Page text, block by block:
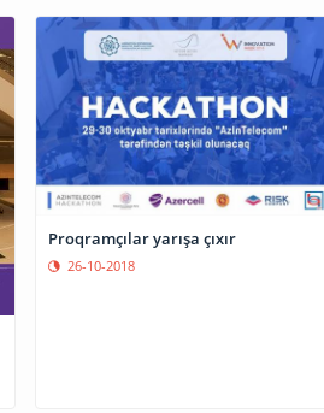
Proqramçılar yarışa çıxır
26-10-2018